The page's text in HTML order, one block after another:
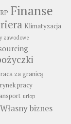
Finanse
Klimatyzacja
zawodowe
za granicą
rynek pracy
urlop
Własny biznes